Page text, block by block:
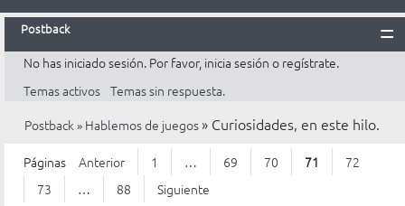
Postback
Inicio
Postback
Reglas
Búsqueda
Registrarte
No has iniciado sesión. Por favor, inicia sesión o regístrate.
Temas activos Temas sin respuesta.
Postback» Hablemos de juegos » Curiosidades, en este hilo.
Páginas Anterior 1 … 69 70 71
72
73
… 88
Siguiente